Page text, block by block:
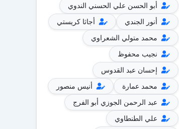
أبو الحسن علي الحسني الندوي
أنور الجندي
أجاثا كريستي
محمد متولي الشعراوي
نجيب محفوظ
إحسان عبد القدوس
محمد عمارة
أنيس منصور
عبد الرحمن الجوزي أبو الفرج
علي الطنطاوي